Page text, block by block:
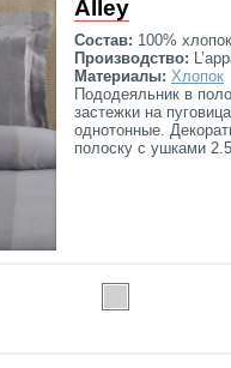
Alley
Состав: 100% хлопок
Производство:
Материалы: Хлопок
Пододеяльник в
застежки на
однотонные.
полоску с ушками